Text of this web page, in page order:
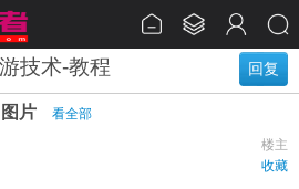
回复
技术-教程
片
看全部
楼主
收藏